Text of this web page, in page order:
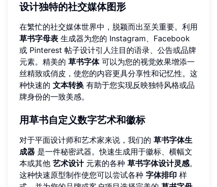
设计独特的社交媒体图形
在繁忙的社交媒体世界中，脱颖而出至关重要。利用
草书字母表 生成器为您的 Instagram、Facebook
或 Pinterest 帖子设计引人注目的语录、公告或品牌
元素。精美的 草书字体可以为您的视觉效果增添一
丝精致或俏皮，使您的内容更具分享性和记忆性。这
种快速的 文本转换 有助于您实现反映独特风格或品
牌身份的一致美感。
用草书自定义数字艺术和徽标
对于平面设计师和艺术家来说，我们的 草书字体生
成器 是一件秘密武器。快速生成用于徽标、横幅文
本或其他 艺术设计元素的各种 草书字体设计灵感。
这种快速原型制作使您可以尝试各种 字体排印 样